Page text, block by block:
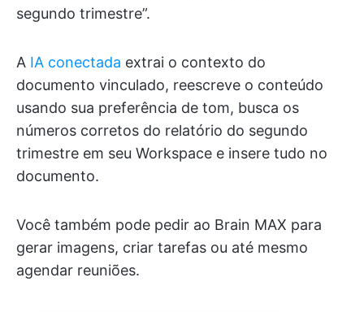
segundo trimestre”.
A IA conectada extrai o contexto do
documento vinculado, reescreve o conteúdo
usando sua preferência de tom, busca os
números corretos do relatório do segundo
trimestre em seu Workspace e insere tudo no
documento.
Você também pode pedir ao Brain MAX para
gerar imagens, criar tarefas ou até mesmo
agendar reuniões.